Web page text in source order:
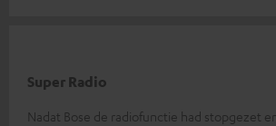
Super Radio
Nadat Bose de radiofunctie had stopgezet